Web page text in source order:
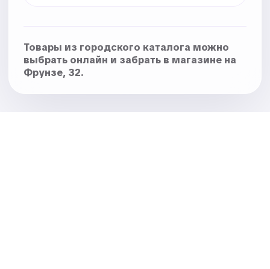
Товары из городского каталога можно
выбрать онлайн и забрать в магазине на
Фрунзе, 32.